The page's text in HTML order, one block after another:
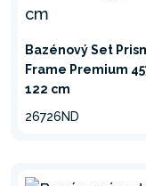
Bazénový Set
Frame Premium
122 cm
26726ND